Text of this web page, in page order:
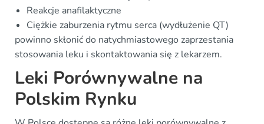
Reakcje anafilaktyczne
Ciężkie zaburzenia rytmu serca (wydłużenie QT)
powinno skłonić do natychmiastowego zaprzestania
stosowania leku i skontaktowania się z lekarzem.
Leki Porównywalne na
Polskim Rynku